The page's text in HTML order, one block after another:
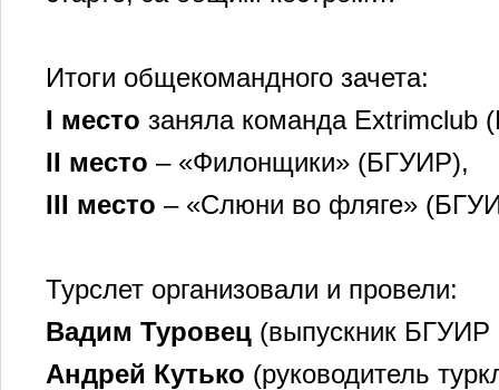
Итоги общекомандного зачета:
I место заняла команда Еxtrimclub
II место – «Филонщики» (БГУИР),
III место – «Слюни во фляге»
Турслет организовали и провели:
Вадим Туровец (выпускник БГУИР
Андрей Кутько (руководитель